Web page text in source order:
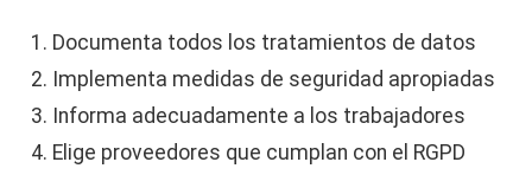
Documenta todos los tratamientos de datos
Implementa medidas de seguridad apropiadas
Informa adecuadamente a los trabajadores
Elige proveedores que cumplan con el RGPD